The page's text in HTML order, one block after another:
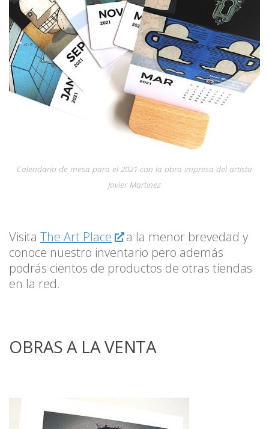
Calendario de mesa para el 2021 con la obra impresa del artista
Javier Martinez
Visita The Art Place
a la menor brevedad y
conoce nuestro inventario pero además
podrás cientos de productos de otras tiendas
en la red.
OBRAS A LA VENTA